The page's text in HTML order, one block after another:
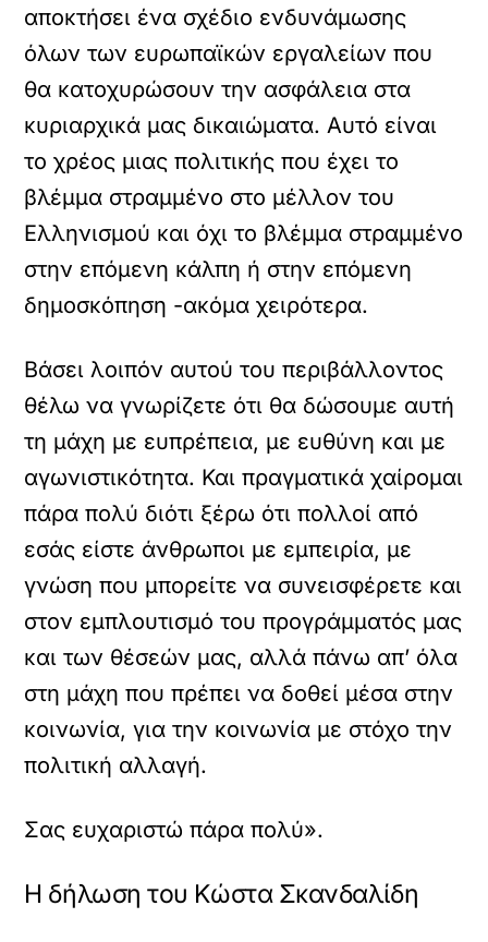
αποκτήσει ένα σχέδιο ενδυνάμωσης
όλων των ευρωπαϊκών εργαλείων που
θα κατοχυρώσουν την ασφάλεια στα
κυριαρχικά μας δικαιώματα. Αυτό είναι
το χρέος μιας πολιτικής που έχει το
βλέμμα στραμμένο στο μέλλον του
Ελληνισμού και όχι το βλέμμα στραμμένο
στην επόμενη κάλπη ή στην επόμενη
δημοσκόπηση -ακόμα χειρότερα.
Βάσει λοιπόν αυτού του περιβάλλοντος
θέλω να γνωρίζετε ότι θα δώσουμε αυτή
τη μάχη με ευπρέπεια, με ευθύνη και με
αγωνιστικότητα. Και πραγματικά χαίρομαι
πάρα πολύ διότι ξέρω ότι πολλοί από
εσάς είστε άνθρωποι με εμπειρία, με
γνώση που μπορείτε να συνεισφέρετε και
στον εμπλουτισμό του προγράμματός μας
και των θέσεών μας, αλλά πάνω απ’ όλα
στη μάχη που πρέπει να δοθεί μέσα στην
κοινωνία, για την κοινωνία με στόχο την
πολιτική αλλαγή.
Σας ευχαριστώ πάρα πολύ».
Η δήλωση του Κώστα Σκανδαλίδη